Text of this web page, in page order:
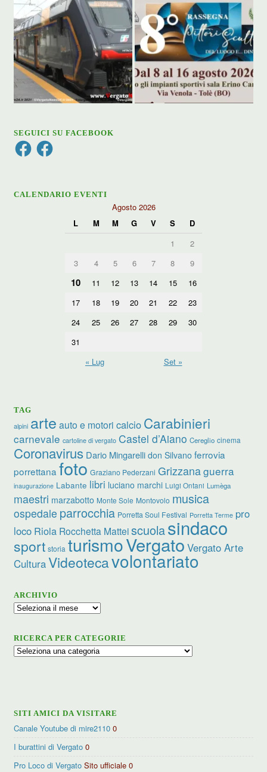
SEGUICI SU FACEBOOK
FacebookFacebook
CALENDARIO EVENTI
Agosto 2026
L
M M G V S
D
1
2
3
4 5 6 7 8 9
10 11 12 13 14 15
16
17
18 19 20 21 22
23
24
25 26 27 28 29
30
31
« Lug
Set »
TAG
alpini arte auto e motori calcio Carabinieri
carnevale cartoline di vergato Castel d’Aiano Cereglio cinema
Coronavirus Dario Mingarelli don Silvano ferrovia
porrettana foto Graziano Pederzani Grizzanaguerra
inaugurazione Labante libri luciano marchi Luigi Ontani Lumèga
maestri marzabotto Monte Sole Montovolo musica
ospedale parrocchia Porretta Soul Festival Porretta Terme pro
loco Riola Rocchetta Matteiscuolasindaco
sport storia turismoVergato Vergato Arte
CulturaVideotecavolontariato
ARCHIVIO
Archivio
RICERCA PER CATEGORIE
Ricerca
SITI AMICI DA VISITARE
Canale Youtube di mire2110 0
I burattini di Vergato 0
Pro Loco di Vergato Sito ufficiale 0